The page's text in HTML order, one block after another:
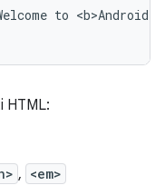
to
HTML:
, <em>